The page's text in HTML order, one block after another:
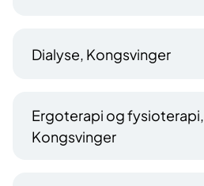
Dialyse, Kongsvinger
Ergoterapi og fysioterapi,
Kongsvinger